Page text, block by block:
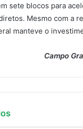
sete blocos para
Mesmo com a
manteve o
Campo